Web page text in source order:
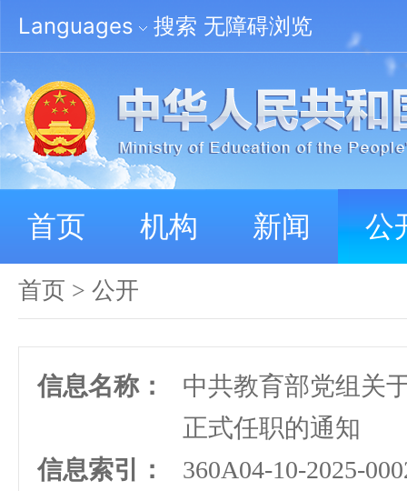
Languages 搜索 无障碍浏览
首页 机构 新闻 公
首页 > 公开
信息名称：
中共教育部党组关
正式任职的通知
信息索引：
360A04-10-2025-